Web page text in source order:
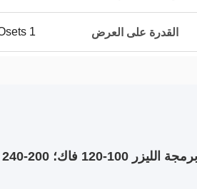
القدرة على العرض 1 Osets شهريًا